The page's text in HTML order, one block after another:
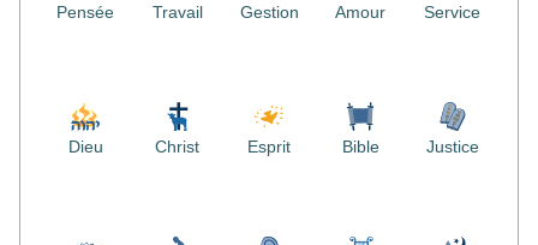
Pensée Travail Gestion Amour Service
Dieu Christ Esprit Bible Justice